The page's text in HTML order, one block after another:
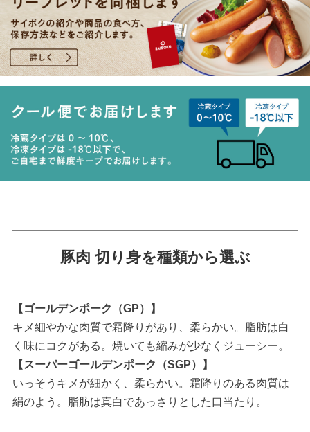
豚肉 切り身を種類から選ぶ
【ゴールデンポーク（GP）】
キメ細やかな肉質で霜降りがあり、柔らかい。脂肪は白
く味にコクがある。焼いても縮みが少なくジューシー。
【スーパーゴールデンポーク（SGP）】
いっそうキメが細かく、柔らかい。霜降りのある肉質は
絹のよう。脂肪は真白であっさりとした口当たり。